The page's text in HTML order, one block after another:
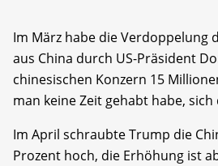
Im März habe die Verdoppelung
aus China durch US-Präsident
chinesischen Konzern 15
man keine Zeit gehabt habe,
Im April schraubte Trump die
Prozent hoch, die Erhöhung ist